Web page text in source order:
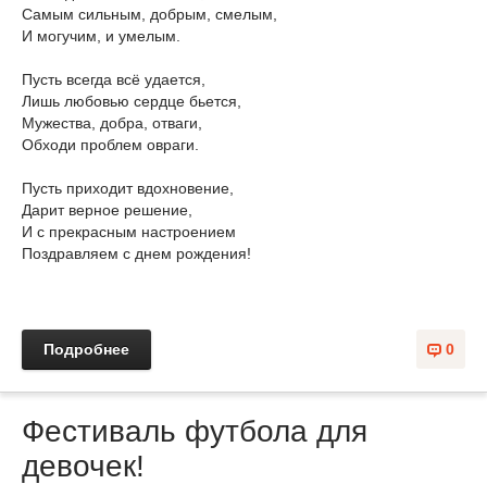
Самым сильным, добрым, смелым,
И могучим, и умелым.
Пусть всегда всё удается,
Лишь любовью сердце бьется,
Мужества, добра, отваги,
Обходи проблем овраги.
Пусть приходит вдохновение,
Дарит верное решение,
И с прекрасным настроением
Поздравляем с днем рождения!
0
Подробнее
Фестиваль футбола для
девочек!